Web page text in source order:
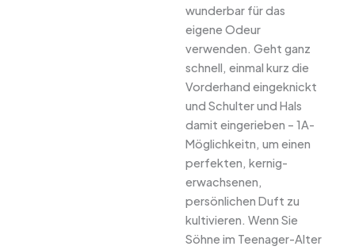
wunderbar für das
eigene Odeur
verwenden. Geht ganz
schnell, einmal kurz die
Vorderhand eingeknickt
und Schulter und Hals
damit eingerieben – 1A-
Möglichkeitn, um einen
perfekten, kernig-
erwachsenen,
persönlichen Duft zu
kultivieren. Wenn Sie
Söhne im Teenager-Alter